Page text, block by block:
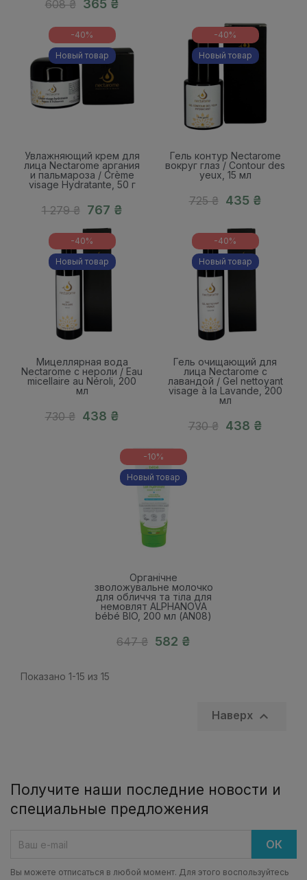
608 ₴ 365 ₴
23
Hours
10
Mins Secs
-40%
Новый товар
Увлажняющий крем для
лица Nectarome аргания
и пальмароза / Crème
visage Hydratante, 50 г
1 279 ₴ 767 ₴
23
Hours Mins
-40%
Новый товар
Гель контур Nectarome
вокруг глаз / Contour des
yeux, 15 мл
725 ₴ 435 ₴
-40%
Новый товар
Мицеллярная вода
Nectarome с нероли / Eau
micellaire au Néroli, 200
мл
730 ₴ 438 ₴
23 10
-40%
Новый товар
Гель очищающий для
лица Nectarome с
лавандой / Gel nettoyant
visage à la Lavande, 200
мл
730 ₴ 438 ₴
-10%
Новый товар
Органічне
зволожувальне молочко
для обличчя та тіла для
немовлят ALPHANOVA
bébé BIO, 200 мл (AN08)
647 ₴ 582 ₴
Показано 1-15 из 15
Наверх 
Получите наши последние новости и
специальные предложения
Вы можете отписаться в любой момент. Для этого воспользуйтесь